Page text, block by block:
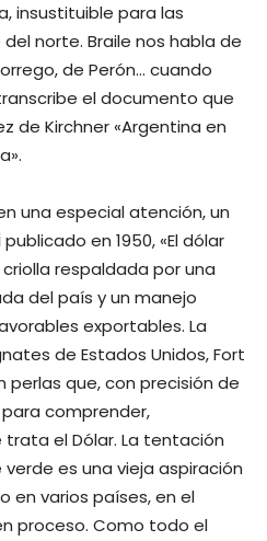
insustituible para las
norte. Braile nos habla de
de Perón… cuando
el documento que
de Kirchner «Argentina en
una especial atención, un
publicado en 1950, «El dólar
respaldada por una
del país y un manejo
exportables. La
de Estados Unidos, Fort
perlas que, con precisión de
comprender,
el Dólar. La tentación
es una vieja aspiración
en varios países, en el
proceso. Como todo el